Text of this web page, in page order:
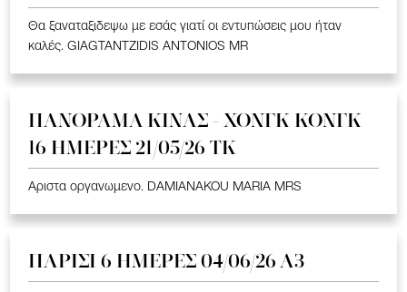
Θα ξαναταξιδεψω με εσάς γιατί οι εντυπώσεις μου ήταν
καλές. GIAGTANTZIDIS ANTONIOS MR
ΠΑΝΟΡΑΜΑ ΚΙΝΑΣ - ΧΟΝΓΚ ΚΟΝΓΚ
16 ΗΜΕΡΕΣ 21/05/26 TK
Αριστα οργανωμενο. DAMIANAKOU MARIA MRS
ΠΑΡΙΣΙ 6 ΗΜΕΡΕΣ 04/06/26 Α3